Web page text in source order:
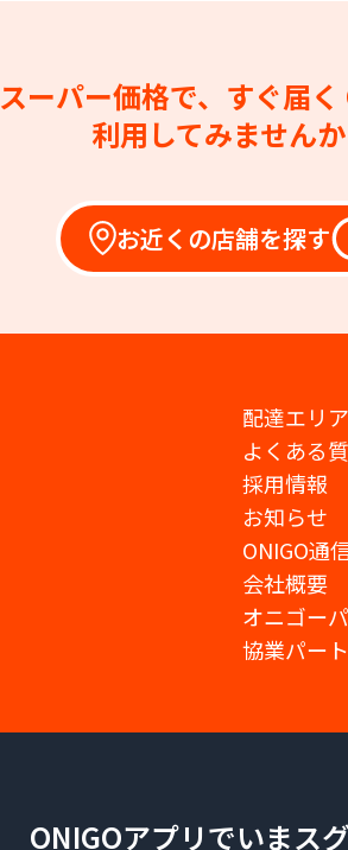
スーパー価格で、すぐ届く
利用してみません
お近くの店舗を探す
配達エリア
よくある
採用情報
お知らせ
ONIGO通
会社概要
オニゴー
協業パー
ONIGOアプリでいまス